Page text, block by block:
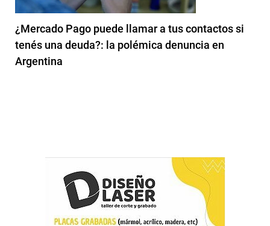
¿Mercado Pago puede llamar a tus contactos si
tenés una deuda?: la polémica denuncia en
Argentina